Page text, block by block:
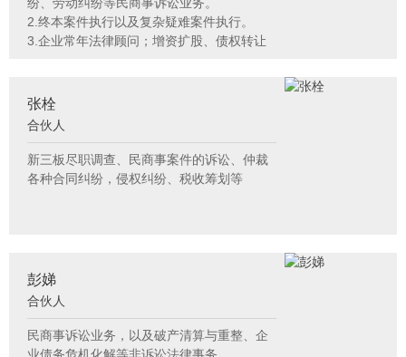
2.终本案件执行以及复杂疑难案件执行。
3.企业常年法律顾问；增资扩股、债权转让
合处理、票据疑难案件办理。自执业以来主
办或者协助办理了200余件票据纠纷案件，
对于票据追索权纠纷案件，票据追索权纠纷
案件中的复杂疑难案件、刑民交叉案件，具
有较为丰富的实战经验。
张栓
合伙人
新三板尽职调查、民商事案件的诉讼、仲裁
各种合同纠纷，侵权纠纷、税收筹划等
彭娣
合伙人
民商事诉讼业务，以及破产清算与重整、企